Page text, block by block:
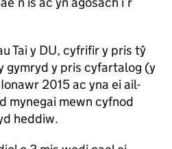
Tai y DU, cyfrifir y pris tŷ
gymryd y pris cyfartalog (y
2015 ac yna ei ail-
mynegai mewn cyfnod
heddiw.